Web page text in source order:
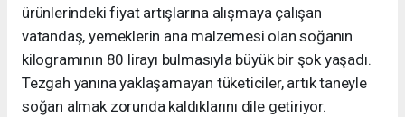
ürünlerindeki fiyat artışlarına alışmaya çalışan
vatandaş, yemeklerin ana malzemesi olan soğanın
kilogramının 80 lirayı bulmasıyla büyük bir şok yaşadı.
Tezgah yanına yaklaşamayan tüketiciler, artık taneyle
soğan almak zorunda kaldıklarını dile getiriyor.